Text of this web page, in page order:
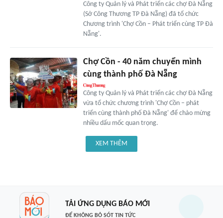
Công ty Quản lý và Phát triển các chợ Đà Nẵng
(Sở Công Thương TP Đà Nẵng) đã tổ chức
Chương trình 'Chợ Cồn – Phát triển cùng TP Đà
Nẵng'.
Chợ Cồn - 40 năm chuyển mình
cùng thành phố Đà Nẵng
Công ty Quản lý và Phát triển các chợ Đà Nẵng
vừa tổ chức chương trình 'Chợ Cồn – phát
triển cùng thành phố Đà Nẵng' để chào mừng
nhiều dấu mốc quan trọng.
XEM THÊM
TẢI ỨNG DỤNG BÁO MỚI
ĐỂ KHÔNG BỎ SÓT TIN TỨC